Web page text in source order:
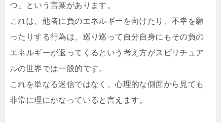
つ」という言葉があります。
これは、他者に負のエネルギーを向けたり、不幸を願
ったりする行為は、巡り巡って自分自身にもその負の
エネルギーが返ってくるという考え方がスピリチュア
ルの世界では一般的です。
これを単なる迷信ではなく、心理的な側面から見ても
非常に理にかなっていると言えます。